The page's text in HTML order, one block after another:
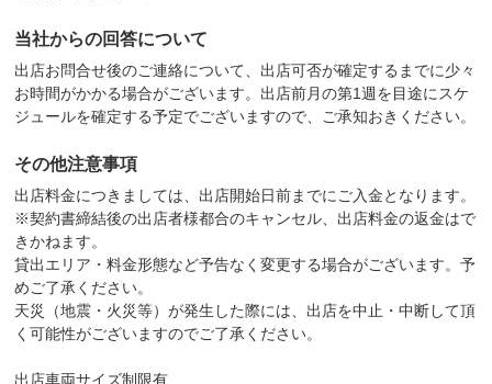
当社からの回答について
出店お問合せ後のご連絡について、出店可否が確定するまでに少々
お時間がかかる場合がございます。出店前月の第1週を目途にスケ
ジュールを確定する予定でございますので、ご承知おきください。
その他注意事項
出店料金につきましては、出店開始日前までにご入金となります。
※契約書締結後の出店者様都合のキャンセル、出店料金の返金はで
きかねます。
貸出エリア・料金形態など予告なく変更する場合がございます。予
めご了承ください。
天災（地震・火災等）が発生した際には、出店を中止・中断して頂
く可能性がございますのでご了承ください。
出店車両サイズ制限有